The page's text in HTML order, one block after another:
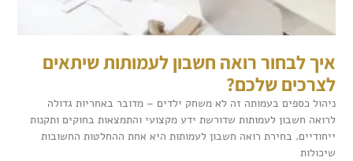
איך לבחור רואה חשבון לעמותות שיתאים
לצרכים שלכם?
ניהול כספים בעמותה זה לא משחק ילדים – מדובר באחריות גדולה
לרואה חשבון לעמותות שדורשת ידע מקצועי והתמצאות בחוקים ותקנות
ייחודיים. בחירת רואה חשבון לעמותות היא אחת ההחלטות החשובות
שיכולות